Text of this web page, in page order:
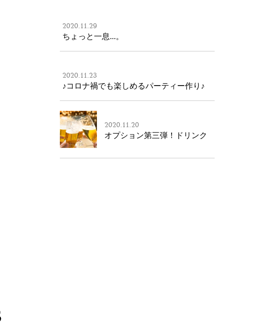
2020.11.29
ちょっと一息...。
2020.11.23
♪コロナ禍でも楽しめるパーティー作り♪
2020.11.20
オプション第三弾！ドリンク